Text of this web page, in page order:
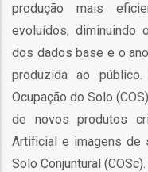
produção mais
evoluídos, diminuindo
dos dados base e o
produzida ao
Ocupação do Solo
de novos produtos
Artificial e imagens de
Solo Conjuntural (COSc).